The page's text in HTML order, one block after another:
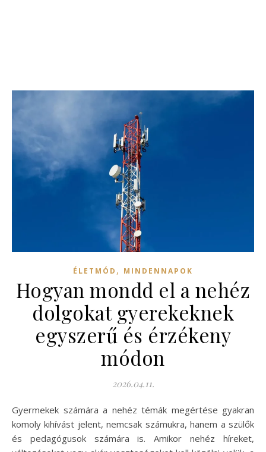
ÉLETMÓD , MINDENNAPOK
Hogyan mondd el a nehéz
dolgokat gyerekeknek
egyszerű és érzékeny
módon
2026.04.11.
Gyermekek számára a nehéz témák megértése gyakran
komoly kihívást jelent, nemcsak számukra, hanem a szülők
és pedagógusok számára is. Amikor nehéz híreket,